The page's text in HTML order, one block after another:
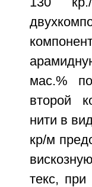
мас.%
второй
нити в
кр/м
текс,